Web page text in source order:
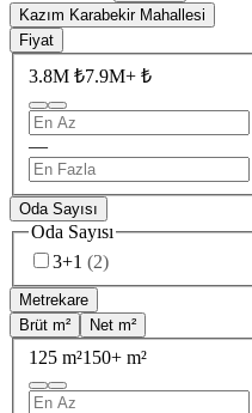
Kazım Karabekir Mahallesi
Fiyat
3.8M ₺7.9M+ ₺
—
Oda Sayısı
Oda Sayısı
3+1 (2)
Metrekare
Brüt m²
Net m²
125 m²150+ m²